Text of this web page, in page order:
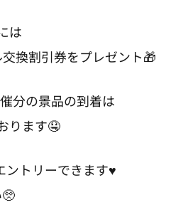
は
換割引券をプレゼント🎁
分の景品の到着は
ります🤤
ントリーできます♥️